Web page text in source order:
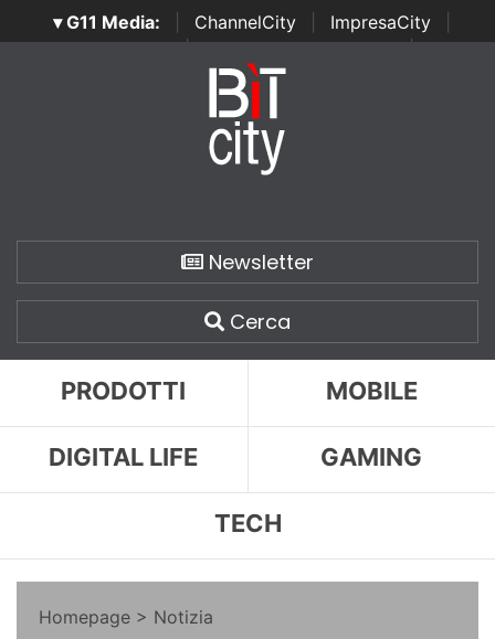
▾ G11 Media: ChannelCity ImpresaCity
SecurityOpenLab | Italian Channel Awards | Italian
Italian Security Awards
Newsletter
Cerca
PRODOTTI MOBILE
DIGITAL LIFE GAMING
TECH
Homepage > Notizia